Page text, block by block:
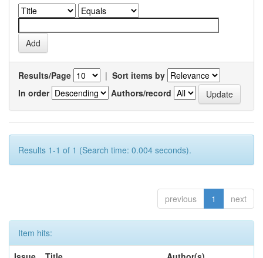
Results/Page | Sort items by
In order
Authors/record
Results 1-1 of 1 (Search time: 0.004 seconds).
previous 1 next
Item hits: